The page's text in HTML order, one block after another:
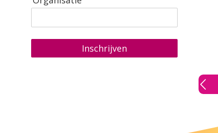
Inschrijven